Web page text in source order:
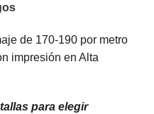
de 170-190 por metro
impresión en Alta
para elegir